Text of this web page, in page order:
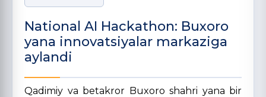
National AI Hackathon: Buxoro
yana innovatsiyalar markaziga
aylandi
Qadimiy va betakror Buxoro shahri yana bir